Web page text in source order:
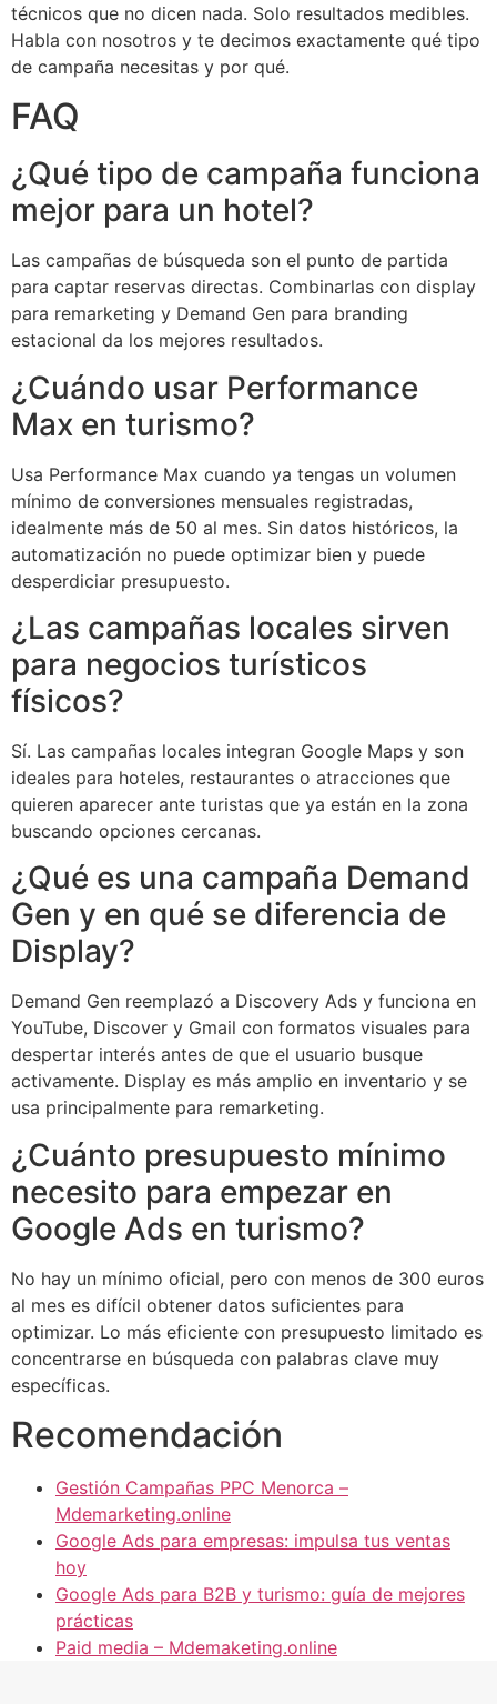
técnicos que no dicen nada. Solo resultados medibles.
Habla con nosotros y te decimos exactamente qué tipo
de campaña necesitas y por qué.
FAQ
¿Qué tipo de campaña funciona
mejor para un hotel?
Las campañas de búsqueda son el punto de partida
para captar reservas directas. Combinarlas con display
para remarketing y Demand Gen para branding
estacional da los mejores resultados.
¿Cuándo usar Performance
Max en turismo?
Usa Performance Max cuando ya tengas un volumen
mínimo de conversiones mensuales registradas,
idealmente más de 50 al mes. Sin datos históricos, la
automatización no puede optimizar bien y puede
desperdiciar presupuesto.
¿Las campañas locales sirven
para negocios turísticos
físicos?
Sí. Las campañas locales integran Google Maps y son
ideales para hoteles, restaurantes o atracciones que
quieren aparecer ante turistas que ya están en la zona
buscando opciones cercanas.
¿Qué es una campaña Demand
Gen y en qué se diferencia de
Display?
Demand Gen reemplazó a Discovery Ads y funciona en
YouTube, Discover y Gmail con formatos visuales para
despertar interés antes de que el usuario busque
activamente. Display es más amplio en inventario y se
usa principalmente para remarketing.
¿Cuánto presupuesto mínimo
necesito para empezar en
Google Ads en turismo?
No hay un mínimo oficial, pero con menos de 300 euros
al mes es difícil obtener datos suficientes para
optimizar. Lo más eficiente con presupuesto limitado es
concentrarse en búsqueda con palabras clave muy
específicas.
Recomendación
Gestión Campañas PPC Menorca –
Mdemarketing.online
Google Ads para empresas: impulsa tus ventas
hoy
Google Ads para B2B y turismo: guía de mejores
prácticas
Paid media – Mdemaketing.online